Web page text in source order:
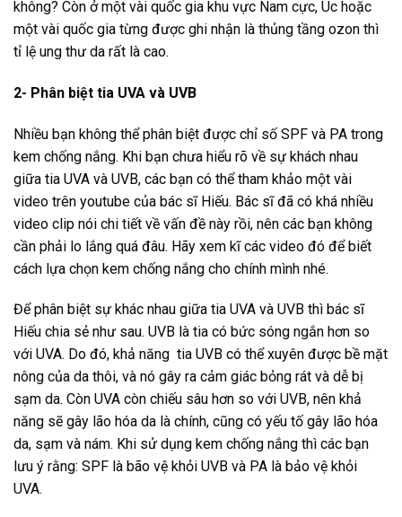
không? Còn ở một vài quốc gia khu vực Nam cực, Úc hoặc
một vài quốc gia từng được ghi nhận là thủng tầng ozon thì
tỉ lệ ung thư da rất là cao.
2- Phân biệt tia UVA và UVB
Nhiều bạn không thể phân biệt được chỉ số SPF và PA trong
kem chống nắng. Khi bạn chưa hiểu rõ về sự khách nhau
giữa tia UVA và UVB, các bạn có thể tham khảo một vài
video trên youtube của bác sĩ Hiếu. Bác sĩ đã có khá nhiều
video clip nói chi tiết về vấn đề này rồi, nên các bạn không
cần phải lo lắng quá đâu. Hãy xem kĩ các video đó để biết
cách lựa chọn kem chống nắng cho chính mình nhé.
Để phân biệt sự khác nhau giữa tia UVA và UVB thì bác sĩ
Hiếu chia sẻ như sau. UVB là tia có bức sóng ngắn hơn so
với UVA. Do đó, khả năng tia UVB có thể xuyên được bề mặt
nông của da thôi, và nó gây ra cảm giác bỏng rát và dễ bị
sạm da. Còn UVA còn chiếu sâu hơn so với UVB, nên khả
năng sẽ gây lão hóa da là chính, cũng có yếu tố gây lão hóa
da, sạm và nám. Khi sử dụng kem chống nắng thì các bạn
lưu ý rằng: SPF là bão vệ khỏi UVB và PA là bảo vệ khỏi
UVA.